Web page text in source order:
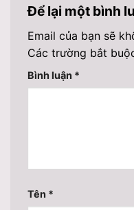
Để lại một bình
Email của bạn sẽ
Các trường bắt
Bình luận *
Tên *